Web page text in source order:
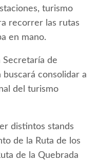
turismo
recorrer las rutas
en mano.
Secretaría de
consolidar a
del turismo
distintos stands
de la Ruta de los
de la Quebrada